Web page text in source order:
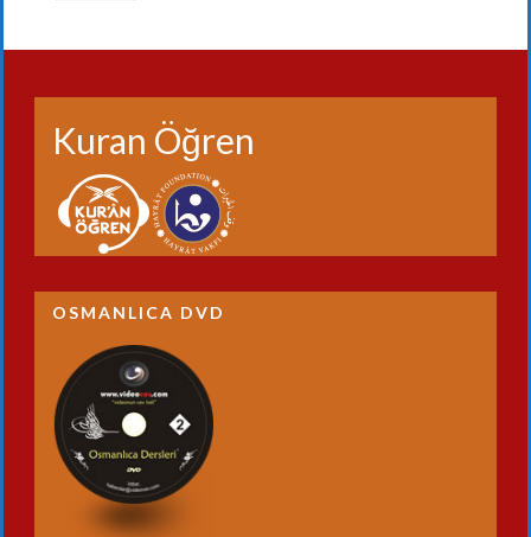
Kuran Öğren
OSMANLICA DVD